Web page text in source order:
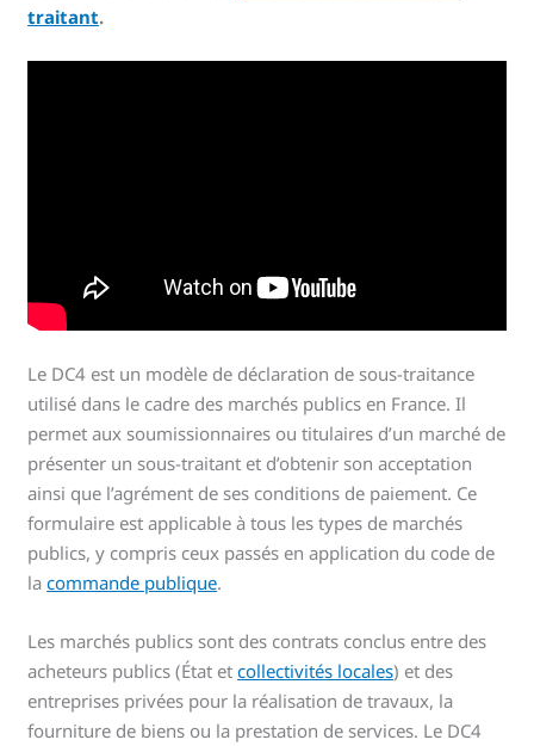
traitant.
Le DC4 est un modèle de déclaration de sous-traitance
utilisé dans le cadre des marchés publics en France. Il
permet aux soumissionnaires ou titulaires d’un marché de
présenter un sous-traitant et d’obtenir son acceptation
ainsi que l’agrément de ses conditions de paiement. Ce
formulaire est applicable à tous les types de marchés
publics, y compris ceux passés en application du code de
lacommande publique.
Les marchés publics sont des contrats conclus entre des
acheteurs publics (État etcollectivités locales) et des
entreprises privées pour la réalisation de travaux, la
fourniture de biens ou la prestation de services. Le DC4